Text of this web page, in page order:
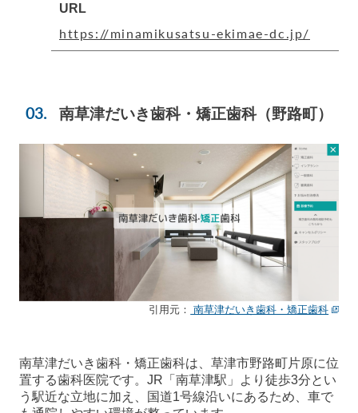
URL
https://minamikusatsu-ekimae-dc.jp/
南草津だいき歯科・矯正歯科（野路町）
引用元： 南草津だいき歯科・矯正歯科
南草津だいき歯科・矯正歯科は、草津市野路町片原に位
置する歯科医院です。JR「南草津駅」より徒歩3分とい
う駅近な立地に加え、国道1号線沿いにあるため、車で